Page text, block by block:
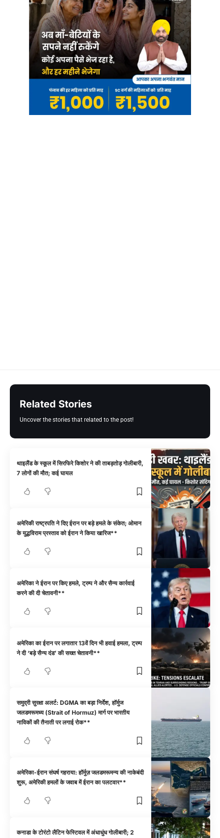
Related Stories
Uncover the stories that related to the post!
थाइलैंड के स्कूल में सिरफिरे किशोर ने की ताबड़तोड़ गोलीबारी,
7 लोगों की मौत; कई घायल
अमेरिकी राष्ट्रपति ने दिए ईरान पर बड़े हमले के संकेत; ओमान
के युद्धविराम प्रस्ताव को ईरान ने किया खारिज**
अमेरिका ने ईरान पर किए हमले, ट्रम्प ने और सैन्य कार्रवाई
करने की दी चेतावनी**
अमेरिका का ईरान पर लगातार 13वें दिन भी हवाई हमला, ट्रम्प
ने दी ‘बड़े सैन्य दंड’ की सख्त चेतावनी**
समुद्री सुरक्षा अलर्ट: DGMA का बड़ा निर्देश, हॉर्मुज
जलडमरूमध्य (Strait of Hormuz) मार्ग पर भारतीय
नाविकों की तैनाती पर लगाई रोक**
अमेरिका-ईरान संघर्ष गहराया: हॉर्मुज़ जलडमरूमन्य की नाकेबंदी
शुरू, अमेरिकी हमलों के जवाब में ईरान का पलटवार**
कनाडा के टोरंटो लैटिन फेस्टिवल में अंधाधुंध गोलीबारी; 2